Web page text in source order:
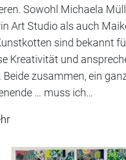
Sowohl Michaela
Art Studio als auch
sind bekannt
Kreativität und
Beide zusammen, ein
… muss ich…